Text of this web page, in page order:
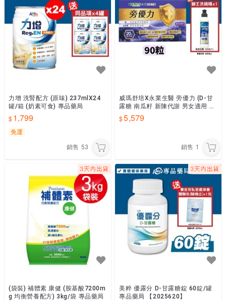
力增 洗腎配方 (原味) 237mlX24
罐/箱 (奶素可食) 專品藥局
1,799
免運
銷售 53
威瑪舒培X永業生醫 旁優力 (D-甘
露糖 南瓜籽 新陳代謝 男女適用 台
5,579
銷售 1
(袋裝) 補體素 康健 (胺基酸7200m
g 均衡營養配方) 3kg/袋 專品藥局
美粹 優露分 D-甘露糖錠 60錠/罐
專品藥局 【2025620】